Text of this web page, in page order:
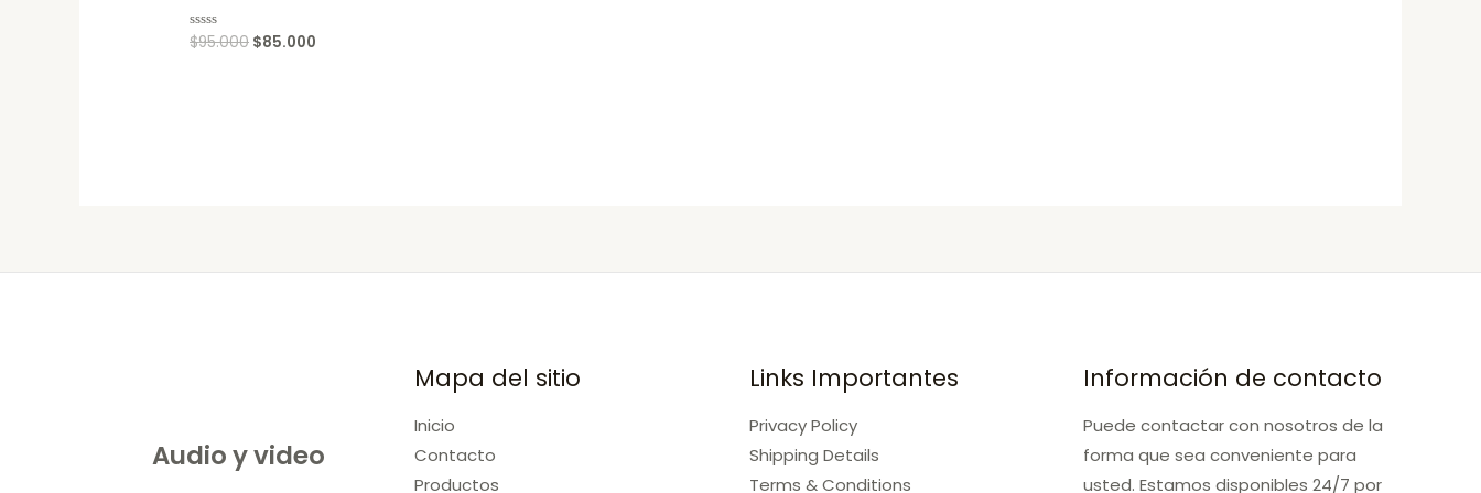
Rated
0
$95.000 $85.000
Audio y video
Mapa del sitio
Inicio
Contacto
Productos
Links Importantes
Privacy Policy
Shipping Details
Terms & Conditions
Información de contacto
Puede contactar con nosotros de la
forma que sea conveniente para
usted. Estamos disponibles 24/7 por